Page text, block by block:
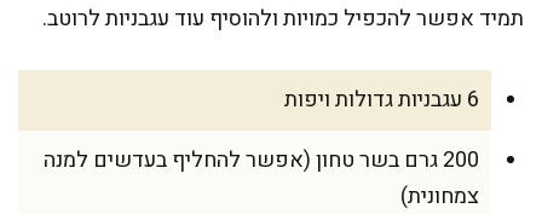
תמיד אפשר להכפיל כמויות ולהוסיף עוד עגבניות לרוטב.
6 עגבניות גדולות ויפות
200 גרם בשר טחון (אפשר להחליף בעדשים למנה
צמחונית)